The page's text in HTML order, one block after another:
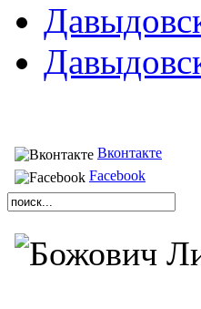
Вконтакте
Facebook